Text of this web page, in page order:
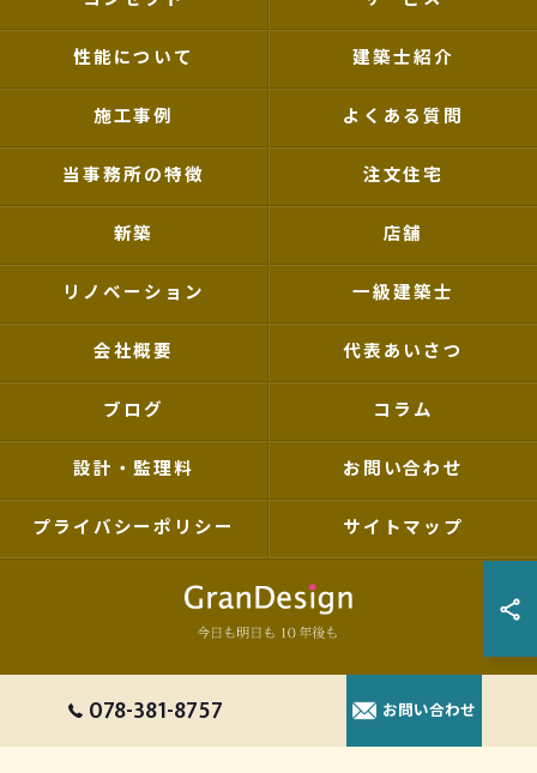
078-381-8757 お問い合わせ
性能について 建築士紹介
施工事例 よくある質問
当事務所の特徴 注文住宅
新築 店舗
リノベーション 一級建築士
会社概要 代表あいさつ
ブログ コラム
設計・監理料 お問い合わせ
プライバシーポリシー サイトマップ
© 2026 兵庫県神戸を拠点の設計事務所ならグランデザイン一級建築士事務所 ALL
RIGHTS RESERVED.